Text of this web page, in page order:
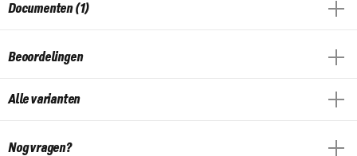
Documenten (1)
Beoordelingen
Alle varianten
Nog vragen?